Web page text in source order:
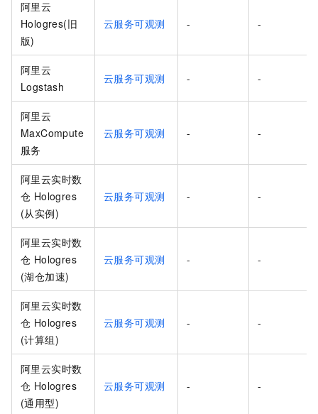
阿里云
Hologres(旧
版)
云服务可观测 - -
阿里云
Logstash
云服务可观测 - -
阿里云
MaxCompute
服务
云服务可观测 - -
阿里云实时数
仓 Hologres
(从实例)
云服务可观测 - -
阿里云实时数
仓 Hologres
(湖仓加速)
云服务可观测 - -
阿里云实时数
仓 Hologres
(计算组)
云服务可观测 - -
阿里云实时数
仓 Hologres
(通用型)
云服务可观测 - -